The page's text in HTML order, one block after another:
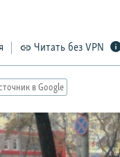
Читать без VPN
в Google